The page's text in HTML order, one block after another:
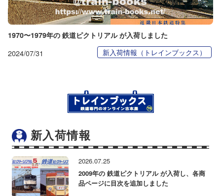
1970〜1979年の 鉄道ピクトリアル が入荷しました
2024/07/31 新入荷情報（トレインブックス）
新入荷情報
2026.07.25
2009年の 鉄道ピクトリアル が入荷し、各商
品ページに目次を追加しました